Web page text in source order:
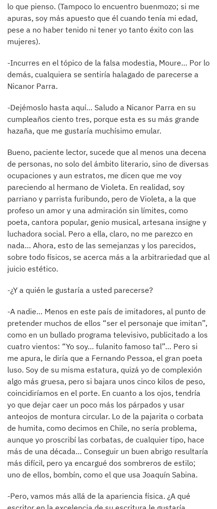
lo que pienso. (Tampoco lo encuentro buenmozo; si me
apuras, soy más apuesto que él cuando tenía mi edad,
pese a no haber tenido ni tener yo tanto éxito con las
mujeres).
-Incurres en el tópico de la falsa modestia, Moure… Por lo
demás, cualquiera se sentiría halagado de parecerse a
Nicanor Parra.
-Dejémoslo hasta aquí… Saludo a Nicanor Parra en su
cumpleaños ciento tres, porque esta es su más grande
hazaña, que me gustaría muchísimo emular.
Bueno, paciente lector, sucede que al menos una decena
de personas, no solo del ámbito literario, sino de diversas
ocupaciones y aun estratos, me dicen que me voy
pareciendo al hermano de Violeta. En realidad, soy
parriano y parrista furibundo, pero de Violeta, a la que
profeso un amor y una admiración sin límites, como
poeta, cantora popular, genio musical, artesana insigne y
luchadora social. Pero a ella, claro, no me parezco en
nada… Ahora, esto de las semejanzas y los parecidos,
sobre todo físicos, se acerca más a la arbitrariedad que al
juicio estético.
-¿Y a quién le gustaría a usted parecerse?
-A nadie… Menos en este país de imitadores, al punto de
pretender muchos de ellos “ser el personaje que imitan”,
como en un bullado programa televisivo, publicitado a los
cuatro vientos: “Yo soy… fulanito famoso tal”… Pero si
me apura, le diría que a Fernando Pessoa, el gran poeta
luso. Soy de su misma estatura, quizá yo de complexión
algo más gruesa, pero si bajara unos cinco kilos de peso,
coincidiríamos en el porte. En cuanto a los ojos, tendría
yo que dejar caer un poco más los párpados y usar
anteojos de montura circular. Lo de la pajarita o corbata
de humita, como decimos en Chile, no sería problema,
aunque yo proscribí las corbatas, de cualquier tipo, hace
más de una década… Conseguir un buen abrigo resultaría
más difícil, pero ya encargué dos sombreros de estilo;
uno de ellos, bombín, como el que usa Joaquín Sabina.
-Pero, vamos más allá de la apariencia física. ¿A qué